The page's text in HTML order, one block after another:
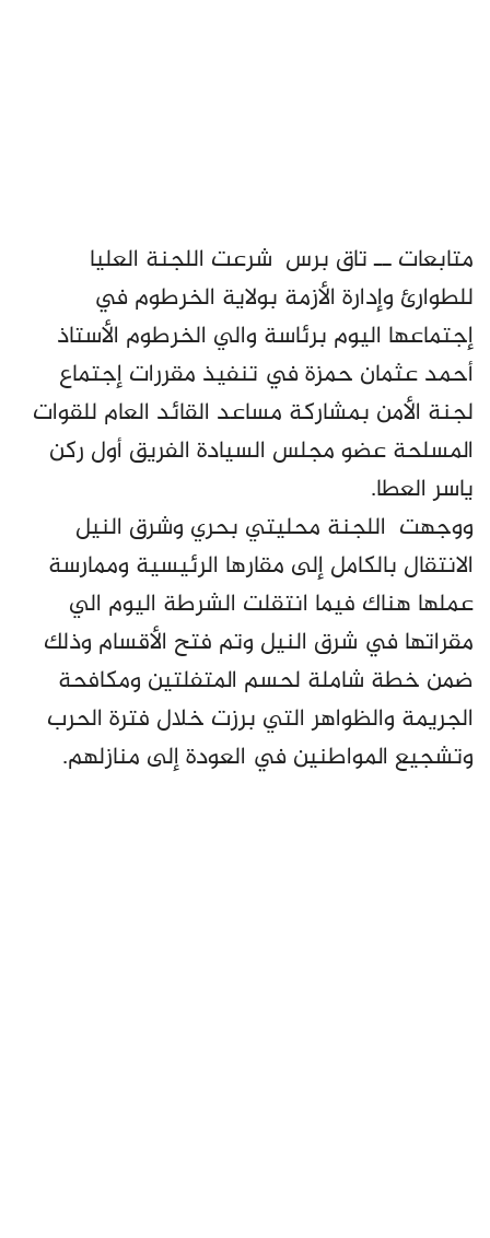
متابعات ــ تاق برس شرعت اللجنة العليا
للطوارئ وإدارة الأزمة بولاية الخرطوم في
إجتماعها اليوم برئاسة والي الخرطوم الأستاذ
أحمد عثمان حمزة في تنفيذ مقررات إجتماع
لجنة الأمن بمشاركة مساعد القائد العام للقوات
المسلحة عضو مجلس السيادة الفريق أول ركن
ياسر العطا.
ووجهت اللجنة محليتي بحري وشرق النيل
الانتقال بالكامل إلى مقارها الرئيسية وممارسة
عملها هناك فيما انتقلت الشرطة اليوم الي
مقراتها في شرق النيل وتم فتح الأقسام وذلك
ضمن خطة شاملة لحسم المتفلتين ومكافحة
الجريمة والظواهر التي برزت خلال فترة الحرب
وتشجيع المواطنين في العودة إلى منازلهم.